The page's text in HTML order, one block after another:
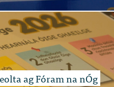
ag Fóram na nÓg